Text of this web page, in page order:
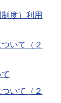
度）利用
いて（２
いて（２